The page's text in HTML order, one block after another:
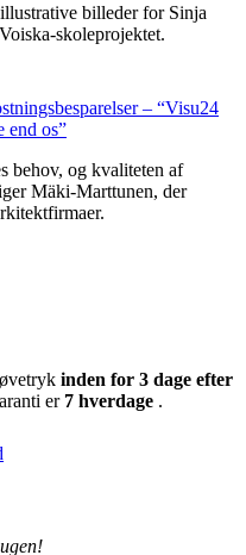
billeder for Sinja
skoleprojektet.
– “Visu24
end os”
behov, og kvaliteten af
Mäki-Marttunen, der
inden for 3 dage efter
er 7 hverdage .